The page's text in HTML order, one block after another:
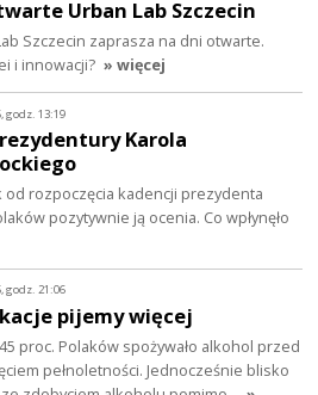
Urban Lab Szczecin
Szczecin zaprasza na dni otwarte.
i innowacji? » więcej
godz. 13:19
Karola
od rozpoczęcia kadencji prezydenta
pozytywnie ją ocenia. Co wpłynęło
godz. 21:06
pijemy więcej
proc. Polaków spożywało alkohol przed
pełnoletności. Jednocześnie blisko